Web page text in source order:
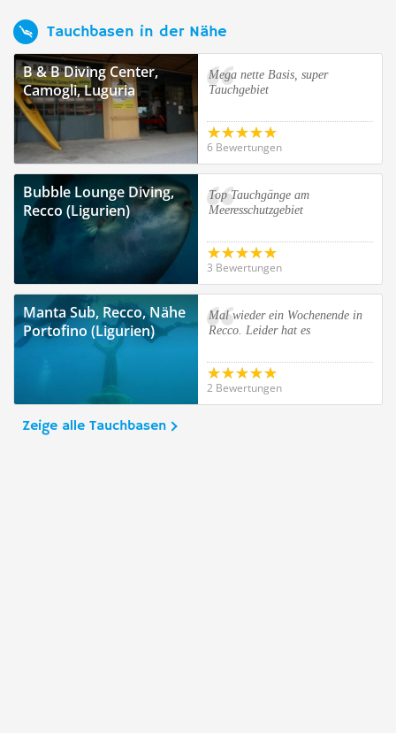
Tauchbasen in der Nähe
B & B Diving Center,
Camogli, Luguria
Mega nette Basis, super
Tauchgebiet
6 Bewertungen
Bubble Lounge Diving,
Recco (Ligurien)
Top Tauchgänge am
Meeresschutzgebiet
3 Bewertungen
Manta Sub, Recco, Nähe
Portofino (Ligurien)
Mal wieder ein Wochenende in
Recco. Leider hat es
2 Bewertungen
Zeige alle Tauchbasen